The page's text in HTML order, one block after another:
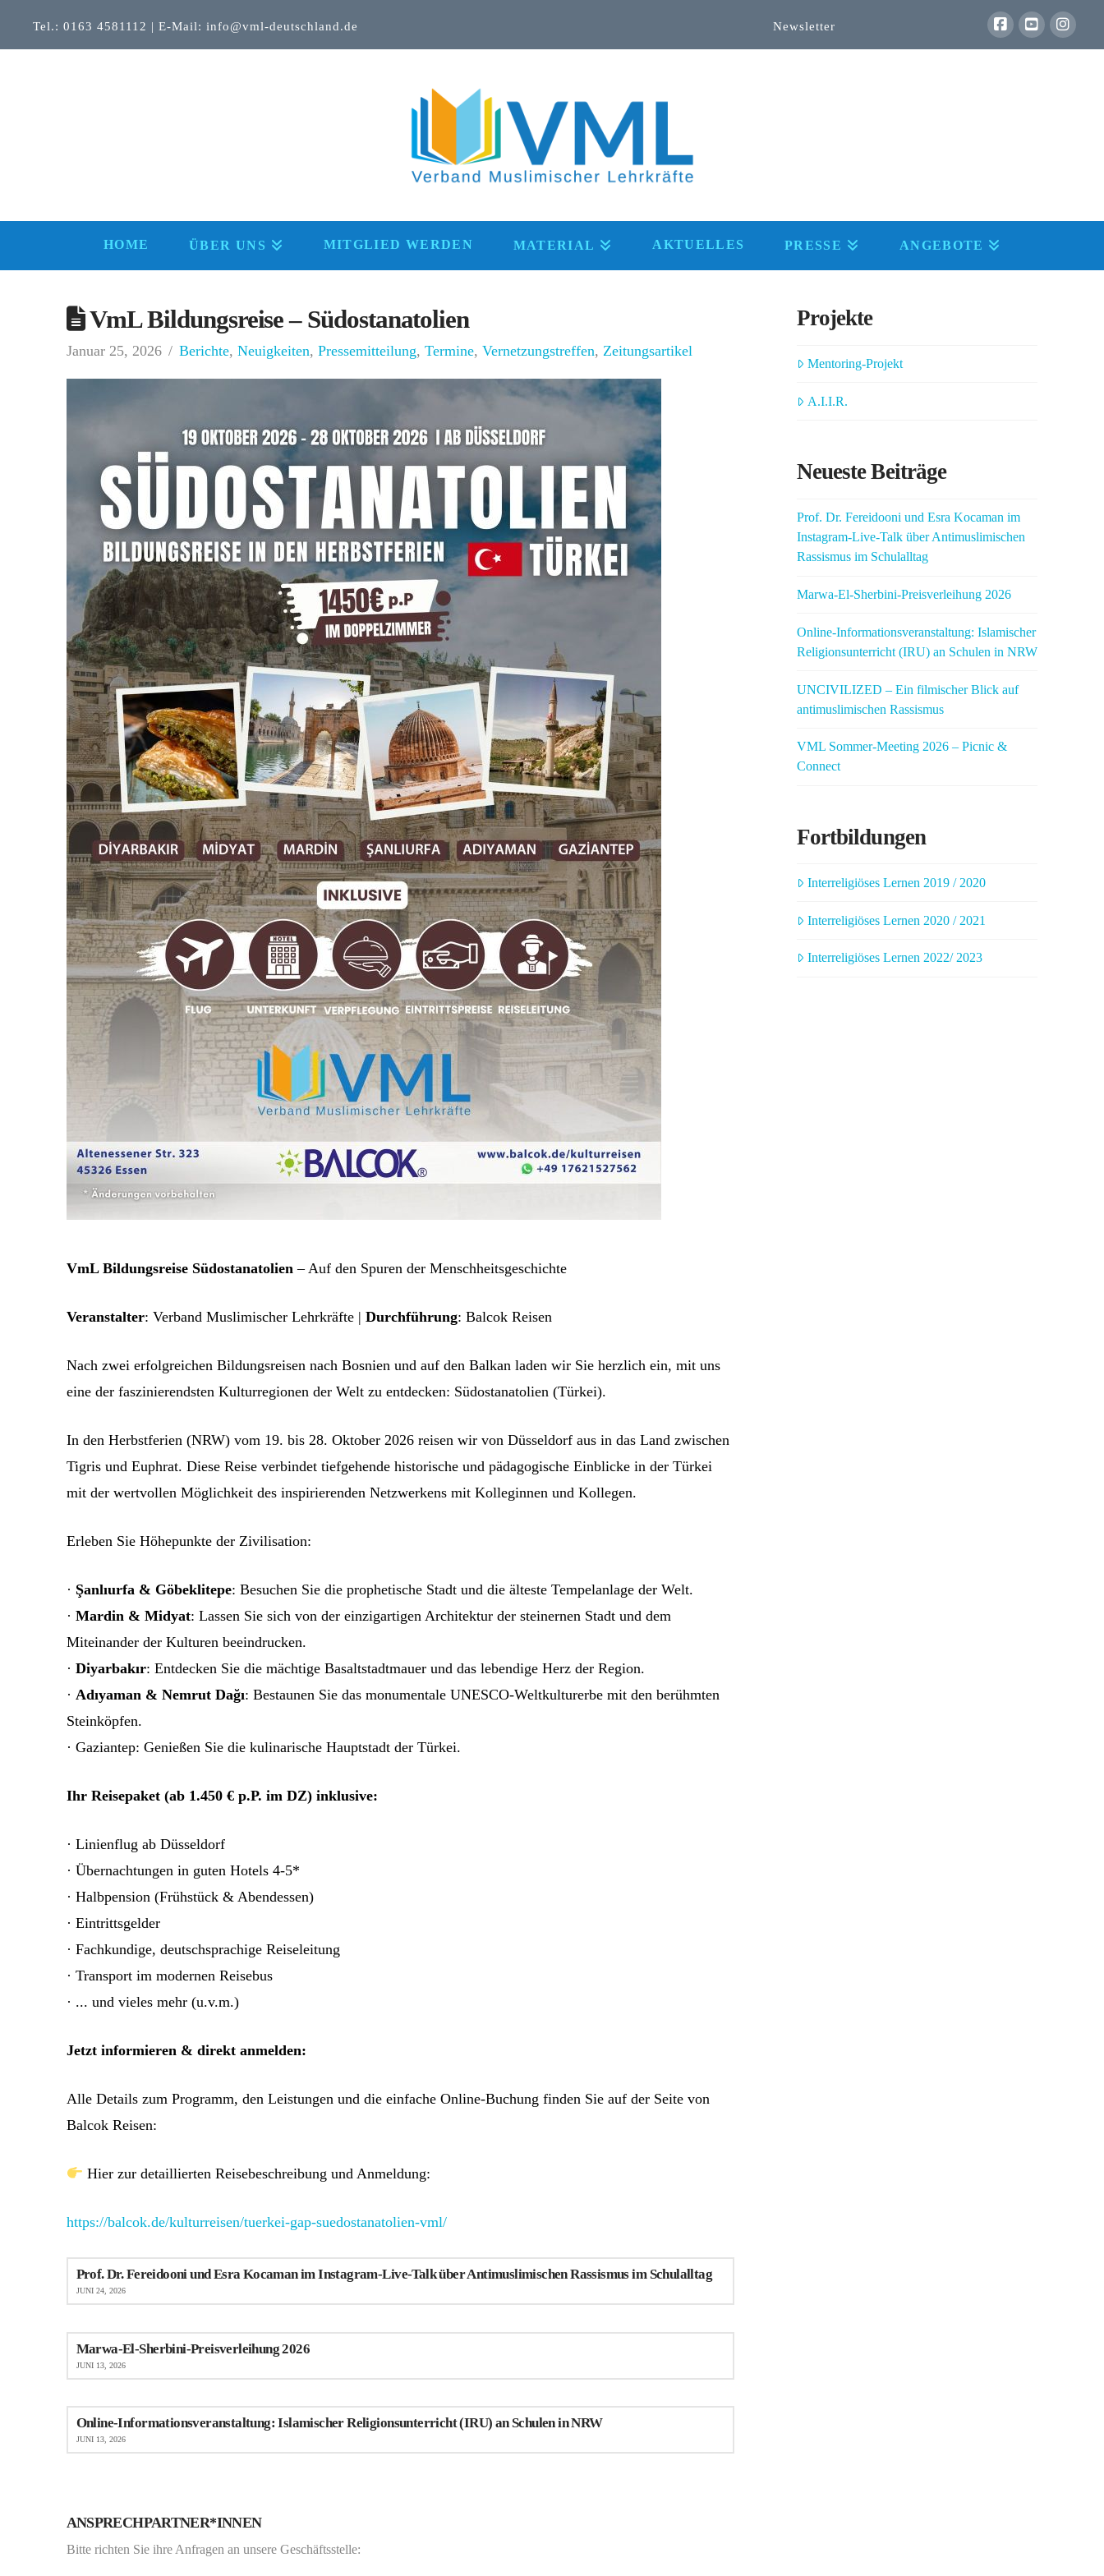
Tel.: 0163 4581112 | E-Mail: info@vml-deutschland.de Newsletter
HOME ÜBER UNS MITGLIED WERDEN MATERIAL AKTUELLES PRESSE ANGEBOTE
VmL Bildungsreise – Südostanatolien
Januar 25, 2026 Berichte, Neuigkeiten, Pressemitteilung, Termine, Vernetzungstreffen, Zeitungsartikel
VmL Bildungsreise Südostanatolien– Auf den Spuren der Menschheitsgeschichte
Veranstalter: Verband Muslimischer Lehrkräfte | Durchführung: Balcok Reisen
Nach zwei erfolgreichen Bildungsreisen nach Bosnien und auf den Balkan laden wir Sie herzlich ein, mit uns
eine der faszinierendsten Kulturregionen der Welt zu entdecken: Südostanatolien (Türkei).
In den Herbstferien (NRW) vom 19. bis 28. Oktober 2026 reisen wir von Düsseldorf aus in das Land zwischen
Tigris und Euphrat. Diese Reise verbindet tiefgehende historische und pädagogische Einblicke in der Türkei
mit der wertvollen Möglichkeit des inspirierenden Netzwerkens mit Kolleginnen und Kollegen.
Erleben Sie Höhepunkte der Zivilisation:
· Şanlıurfa & Göbeklitepe: Besuchen Sie die prophetische Stadt und die älteste Tempelanlage der Welt.
· Mardin & Midyat: Lassen Sie sich von der einzigartigen Architektur der steinernen Stadt und dem
Miteinander der Kulturen beeindrucken.
· Diyarbakır: Entdecken Sie die mächtige Basaltstadtmauer und das lebendige Herz der Region.
· Adıyaman & Nemrut Dağı: Bestaunen Sie das monumentale UNESCO-Weltkulturerbe mit den berühmten
Steinköpfen.
· Gaziantep: Genießen Sie die kulinarische Hauptstadt der Türkei.
Ihr Reisepaket (ab 1.450 € p.P. im DZ) inklusive:
· Linienflug ab Düsseldorf
· Übernachtungen in guten Hotels 4-5*
· Halbpension (Frühstück & Abendessen)
· Eintrittsgelder
· Fachkundige, deutschsprachige Reiseleitung
· Transport im modernen Reisebus
· ... und vieles mehr (u.v.m.)
Jetzt informieren & direkt anmelden:
Alle Details zum Programm, den Leistungen und die einfache Online-Buchung finden Sie auf der Seite von
Balcok Reisen:
Hier zur detaillierten Reisebeschreibung und Anmeldung:
https://balcok.de/kulturreisen/tuerkei-gap-suedostanatolien-vml/
Prof. Dr. Fereidooni und Esra Kocaman im Instagram-Live-Talk über Antimuslimischen Rassismus im Schulalltag
JUNI 24, 2026
Marwa-El-Sherbini-Preisverleihung 2026
JUNI 13, 2026
Online-Informationsveranstaltung: Islamischer Religionsunterricht (IRU) an Schulen in NRW
JUNI 13, 2026
ANSPRECHPARTNER*INNEN
Bitte richten Sie ihre Anfragen an unsere Geschäftsstelle:
Projekte
Mentoring-Projekt
A.I.I.R.
Neueste Beiträge
Prof. Dr. Fereidooni und Esra Kocaman im
Instagram-Live-Talk über Antimuslimischen
Rassismus im Schulalltag
Marwa-El-Sherbini-Preisverleihung 2026
Online-Informationsveranstaltung: Islamischer
Religionsunterricht (IRU) an Schulen in NRW
UNCIVILIZED – Ein filmischer Blick auf
antimuslimischen Rassismus
VML Sommer-Meeting 2026 – Picnic &
Connect
Fortbildungen
Interreligiöses Lernen 2019 / 2020
Interreligiöses Lernen 2020 / 2021
Interreligiöses Lernen 2022/ 2023